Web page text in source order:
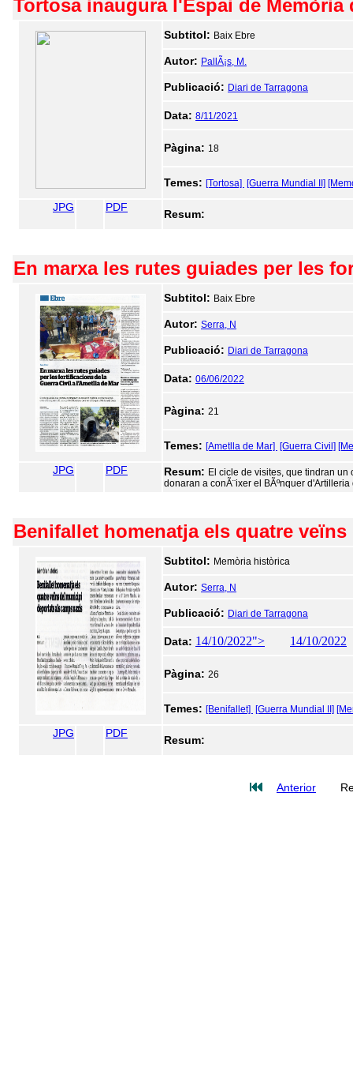
Tortosa inaugura l'Espai de
Subtitol: Baix Ebre
Autor: PallÃ¡s, M.
Publicació: Diari de Tarragona
Data: 8/11/2021
Pàgina: 18
Temes: [Tortosa] [Guerra Mundial II]
JPG PDF
Resum:
En marxa les rutes guiades per les
Subtitol: Baix Ebre
Autor: Serra, N
Publicació: Diari de Tarragona
Data: 06/06/2022
Pàgina: 21
Temes: [Ametlla de Mar] [Guerra Civil]
JPG PDF Resum: El cicle de visites, que tindran
donaran a conÃ¨ixer el BÃºnquer d'Artilleria
Benifallet homenatja els quatre
Subtitol: Memòria històrica
Autor: Serra, N
Publicació: Diari de Tarragona
Data: 14/10/2022"> 14/10/2022
Pàgina: 26
Temes: [Benifallet] [Guerra Mundial II]
JPG PDF
Resum:
Anterior